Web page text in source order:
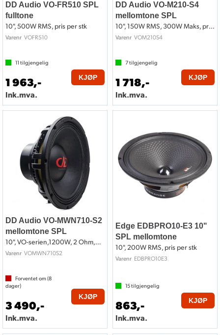
DD Audio VO-FR510 SPL
fulltone
10", 500W RMS, pris per stk
Varenr VOFR510
11 tilgjengelig
1 963,-
Ink.mva.
KJØP
DD Audio VO-M210-S4
mellomtone SPL
10", 150W RMS, 300W Maks, pris per par
Varenr VOM210S4
7tilgjengelig
1 718,-
Ink.mva.
KJØP
DD Audio VO-MWN710-S2
mellomtone SPL
10", VO-serien,1200W, 2 Ohm,pris per stk
Varenr VOMWN710S2
Forventet om (8
dager)
3 490,-
Ink.mva.
KJØP
Edge EDBPRO10-E3 10"
SPL mellomtone
10", 200W RMS, pris per stk
Varenr EDBPRO10E3
15tilgjengelig
863,-
Ink.mva.
KJØP